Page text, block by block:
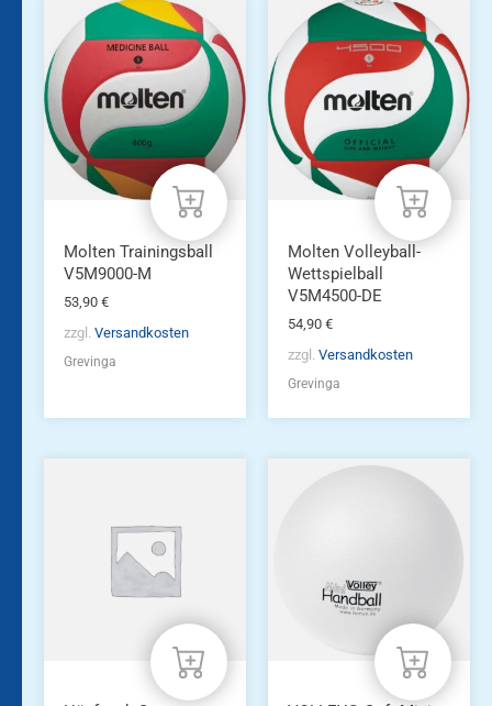
Molten Trainingsball
V5M9000-M
53,90 €
zzgl. Versandkosten
Grevinga
Molten Volleyball-
Wettspielball
V5M4500-DE
54,90 €
zzgl. Versandkosten
Grevinga